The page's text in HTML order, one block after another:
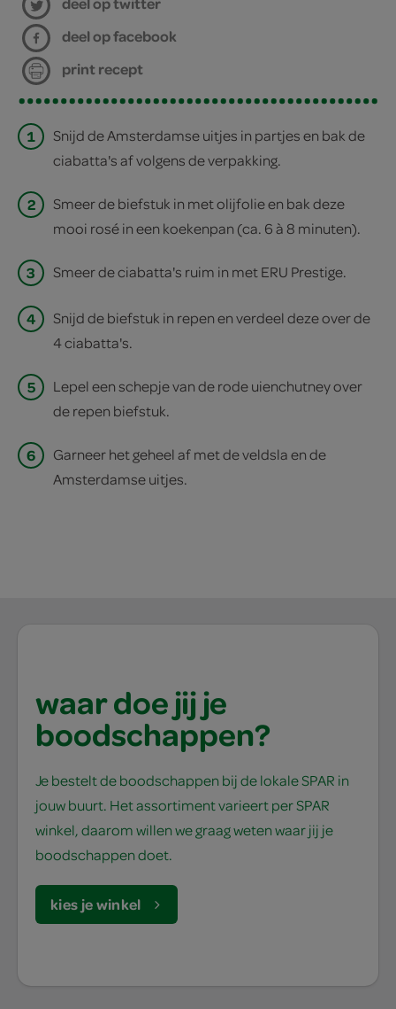
deel op facebook
print recept
1
Snijd de Amsterdamse uitjes in partjes en bak de
ciabatta's af volgens de verpakking.
2
Smeer de biefstuk in met olijfolie en bak deze
mooi rosé in een koekenpan (ca. 6 à 8 minuten).
3 Smeer de ciabatta's ruim in met ERU Prestige.
4
Snijd de biefstuk in repen en verdeel deze over de
4 ciabatta's.
5
Lepel een schepje van de rode uienchutney over
de repen biefstuk.
6
Garneer het geheel af met de veldsla en de
Amsterdamse uitjes.
waar doe jij je
boodschappen?
Je bestelt de boodschappen bij de lokale SPAR in
jouw buurt. Het assortiment varieert per SPAR
winkel, daarom willen we graag weten waar jij je
boodschappen doet.
kies je winkel